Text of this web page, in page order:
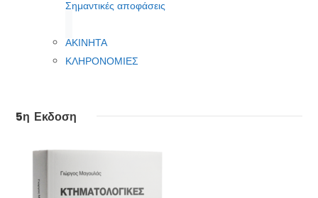
Σημαντικές αποφάσεις
ΑΚΙΝΗΤΑ
ΚΛΗΡΟΝΟΜΙΕΣ
5η Εκδοση